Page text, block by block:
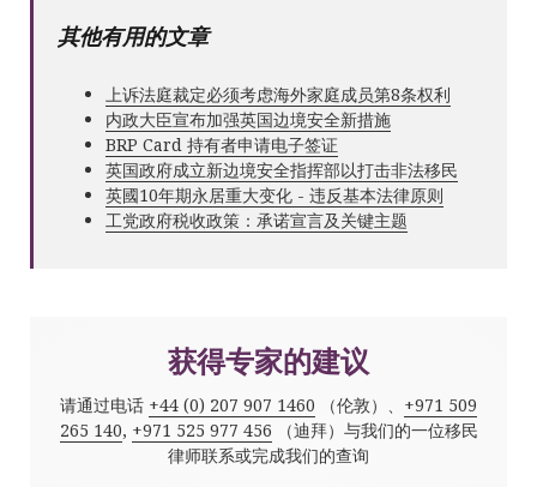
其他有用的文章
上诉法庭裁定必须考虑海外家庭成员第8条权利
内政大臣宣布加强英国边境安全新措施
BRP Card 持有者申请电子签证
英国政府成立新边境安全指挥部以打击非法移民
英國10年期永居重大变化 - 违反基本法律原则
工党政府税收政策：承诺宣言及关键主题
获得专家的建议
请通过电话 +44 (0) 207 907 1460 （伦敦）、 +971 509
265 140, +971 525 977 456 （迪拜）与我们的一位移民
律师联系或完成我们的查询